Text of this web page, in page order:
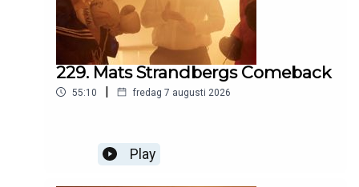
229. Mats Strandbergs Comeback
55:10 | fredag 7 augusti 2026
Play